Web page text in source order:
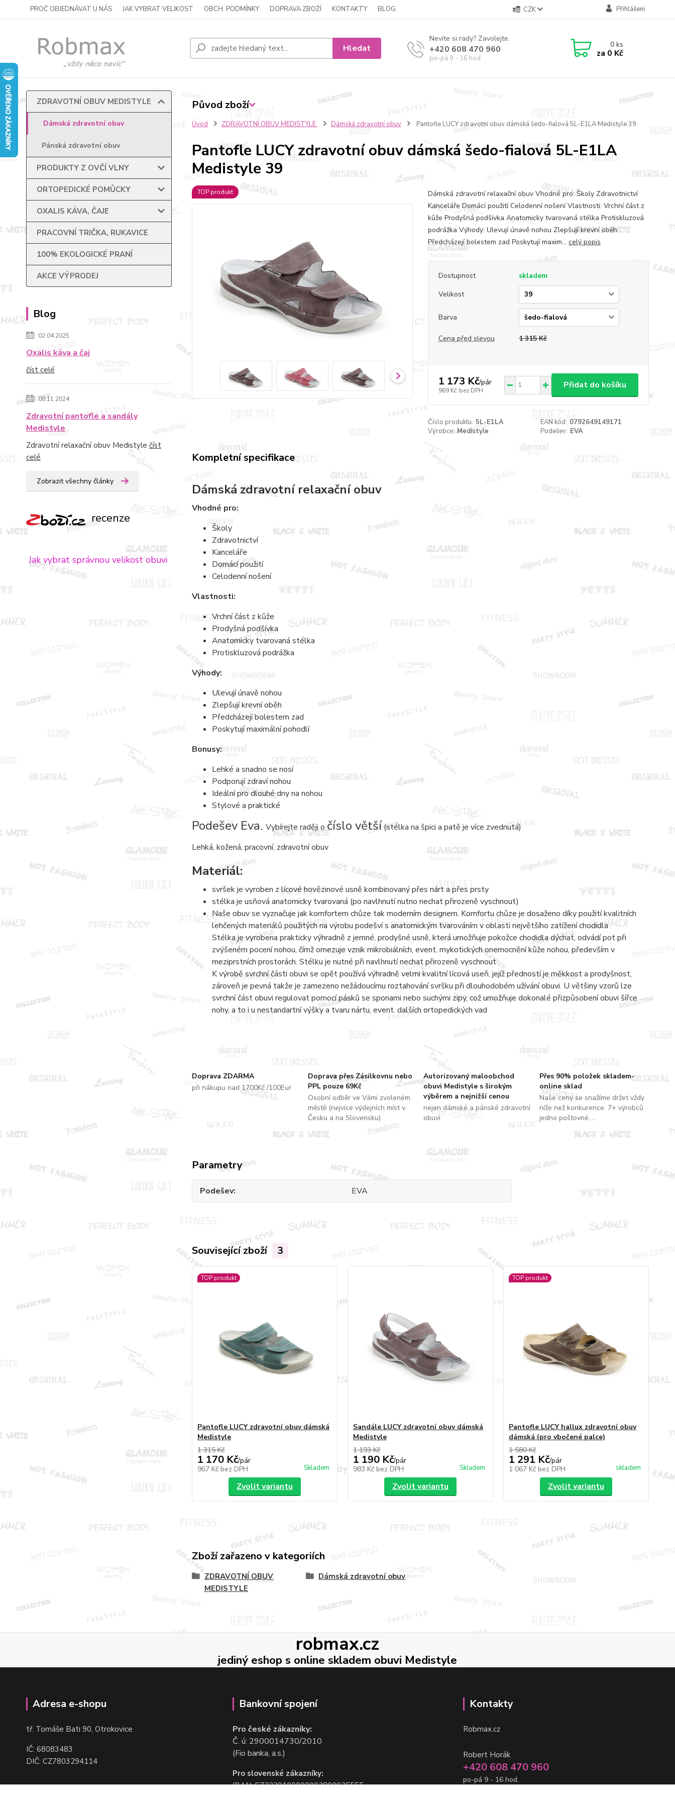
PROČ OBJEDNÁVAT U NÁS JAK VYBRAT VELIKOST OBCH. PODMÍNKY DOPRAVA ZBOŽÍ KONTAKTY BLOG CZK Přihlášení
Hledat
Nevíte si rady? Zavolejte.
+420 608 470 960
po-pá 9 - 16 hod.
0ks
za 0 Kč
ZDRAVOTNÍ OBUV MEDISTYLE
Dámská zdravotní obuv
Pánská zdravotní obuv
PRODUKTY Z OVČÍ VLNY
ORTOPEDICKÉ POMŮCKY
OXALIS KÁVA, ČAJE
PRACOVNÍ TRIČKA, RUKAVICE
100% EKOLOGICKÉ PRANÍ
AKCE VÝPRODEJ
Blog
02.04.2025
Oxalis káva a čaj
číst celé
08.11.2024
Zdravotní pantofle a sandály
Medistyle
Zdravotní relaxační obuv Medistyle číst
celé
Zobrazit všechny články
recenze
Jak vybrat správnou velikost obuvi
Úvod ZDRAVOTNÍ OBUV MEDISTYLE Dámská zdravotní obuv Pantofle LUCY zdravotní obuv dámská šedo-fialová 5L-E1LA Medistyle 39
Pantofle LUCY zdravotní obuv dámská šedo-fialová 5L-E1LA
Medistyle 39
TOP produkt
Dámská zdravotní relaxační obuv Vhodné pro: Školy Zdravotnictví
Kanceláře Domácí použití Celodenní nošení Vlastnosti: Vrchní část z
kůže Prodyšná podšívka Anatomicky tvarovaná stélka Protiskluzová
podrážka Výhody: Ulevují únavě nohou Zlepšují krevní oběh
Předcházejí bolestem zad Poskytují maxim... celý popis
Dostupnost
skladem
Velikost
Barva
Cena před slevou 1 315 Kč
1 173 Kč/pár
969 Kč bez DPH
Přidat do košíku
Číslo produktu: 5L-E1LA EAN kód: 0792649149171
Výrobce: Medistyle Podešev: EVA
Doprava ZDARMA
při nákupu nad 1700Kč /100Eur
Doprava přes Zásilkovnu nebo
PPL pouze 69Kč
Osobní odběr ve Vámi zvoleném
městě (nejvíce výdejních míst v
Česku a na Slovensku)
Autorizovaný maloobchod
obuvi Medistyle s širokým
výběrem a nejnižší cenou
nejen dámské a pánské zdravotní
obuvi
Přes 90% položek skladem-
online sklad
Naše ceny se snažíme držet vždy
níže než konkurence. 7+ výrobců
jedno poštovné....
Kompletní specifikace
Dámská zdravotní relaxační obuv
Vhodné pro:
Školy
Zdravotnictví
Kanceláře
Domácí použití
Celodenní nošení
Vlastnosti:
Vrchní část z kůže
Prodyšná podšívka
Anatomicky tvarovaná stélka
Protiskluzová podrážka
Výhody:
Ulevují únavě nohou
Zlepšují krevní oběh
Předcházejí bolestem zad
Poskytují maximální pohodlí
Bonusy:
Lehké a snadno se nosí
Podporují zdraví nohou
Ideální pro dlouhé dny na nohou
Stylové a praktické
Podešev Eva. Vybírejte raději očíslo větší(stélka na špici a patě je více zvednutá)
Lehká, kožená, pracovní, zdravotní obuv
Materiál:
svršek je vyroben z lícové hovězinové usně kombinovaný přes nárt a přes prsty
stélka je usňová anatomicky tvarovaná (po navlhnutí nutno nechat přirozeně vyschnout)
Naše obuv se vyznačuje jak komfortem chůze tak moderním designem. Komfortu chůze je dosaženo díky použití kvalitních
lehčených materiálů použitých na výrobu podešví s anatomickým tvarováním v oblasti největšího zatížení chodidla
Stélka je vyrobena prakticky výhradně z jemné, prodyšné usně, která umožňuje pokožce chodidla dýchat, odvádí pot při
zvýšeném pocení nohou, čímž omezuje vznik mikrobiálních, event. mykotických onemocnění kůže nohou, především v
meziprstních prostorách. Stélku je nutné při navlhnutí nechat přirozeně vyschnout
K výrobě svrchní části obuvi se opět používá výhradně velmi kvalitní lícová useň, jejíž předností je měkkost a prodyšnost,
zároveň je pevná takže je zamezeno nežádoucímu roztahování svršku při dlouhodobém užívání obuvi. U většiny vzorů lze
svrchní část obuvi regulovat pomocí pásků se sponami nebo suchými zipy, což umožňuje dokonalé přizpůsobení obuvi šířce
nohy, a to i u nestandartní výšky a tvaru nártu, event. dalších ortopedických vad
Původ zboží
Parametry
Podešev EVA
Související zboží 3
TOP produkt
Pantofle LUCY zdravotní obuv dámská
Medistyle
1 315 Kč
1 170 Kč/pár
967 Kč bez DPH Skladem
Zvolit variantu
Sandále LUCY zdravotní obuv dámská
Medistyle
1 193 Kč
1 190 Kč/pár
983 Kč bez DPH Skladem
Zvolit variantu
TOP produkt
Pantofle LUCY hallux zdravotní obuv
dámská (pro vbočené palce)
1 580 Kč
1 291 Kč/pár
1 067 Kč bez DPH skladem
Zvolit variantu
Zboží zařazeno v kategoriích
ZDRAVOTNÍ OBUV
MEDISTYLE
Dámská zdravotní obuv
robmax.cz
jediný eshop s online skladem obuvi Medistyle
Adresa e-shopu
tř. Tomáše Bati 90, Otrokovice
IČ: 68083483
DIČ: CZ7803294114
Bankovní spojení
Pro české zákazníky:
Č. ú: 2900014730/2010
(Fio banka, a.s.)
Pro slovenské zákazníky:
IBAN: CZ2220100000002800025555
Kontakty
Robmax.cz
Robert Horák
+420 608 470 960
po-pá 9 - 16 hod.